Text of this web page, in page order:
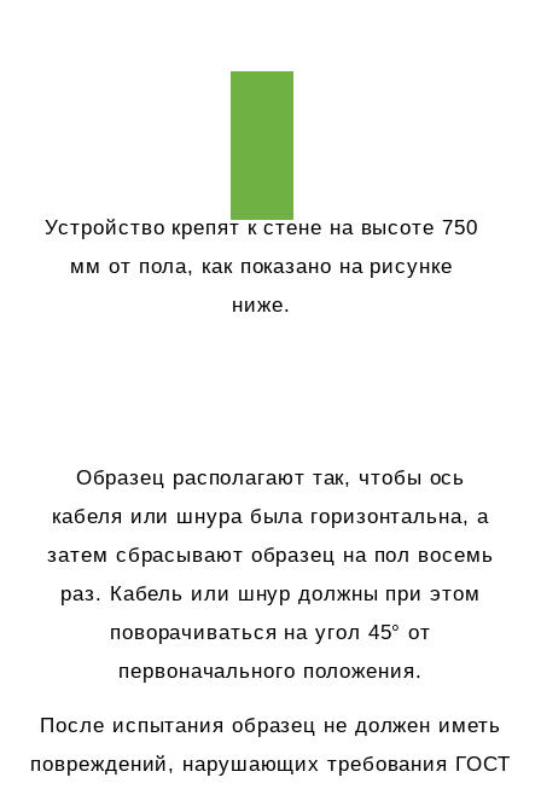
Устройство крепят к стене на высоте 750
мм от пола, как показано на рисунке
ниже.
Образец располагают так, чтобы ось
кабеля или шнура была горизонтальна, а
затем сбрасывают образец на пол восемь
раз. Кабель или шнур должны при этом
поворачиваться на угол 45° от
первоначального положения.
После испытания образец не должен иметь
повреждений, нарушающих требования ГОСТ